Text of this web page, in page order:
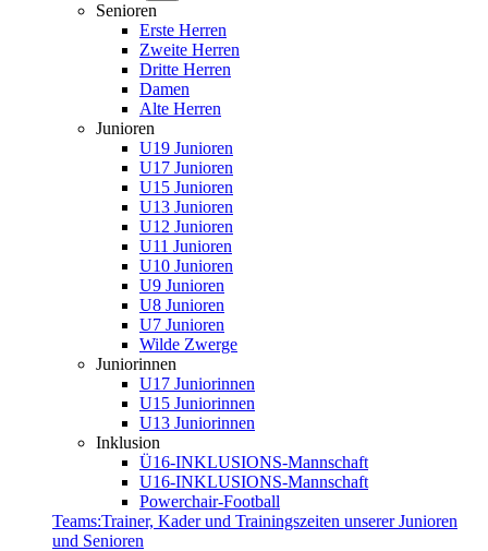
Senioren
Erste Herren
Zweite Herren
Dritte Herren
Damen
Alte Herren
Junioren
U19 Junioren
U17 Junioren
U15 Junioren
U13 Junioren
U12 Junioren
U11 Junioren
U10 Junioren
U9 Junioren
U8 Junioren
U7 Junioren
Wilde Zwerge
Juniorinnen
U17 Juniorinnen
U15 Juniorinnen
U13 Juniorinnen
Inklusion
Ü16-INKLUSIONS-Mannschaft
U16-INKLUSIONS-Mannschaft
Powerchair-Football
Teams:Trainer, Kader und Trainingszeiten unserer Junioren
und Senioren